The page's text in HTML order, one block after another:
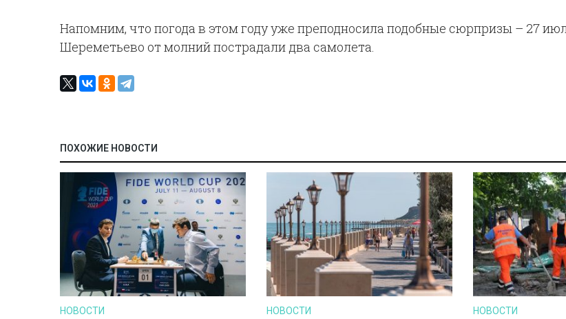
Напомним, что погода в этом году уже преподносила подобные сюрпризы – 27
Шереметьево от молний пострадали два самолета.
ПОХОЖИЕ НОВОСТИ
НОВОСТИ НОВОСТИ НОВОСТИ